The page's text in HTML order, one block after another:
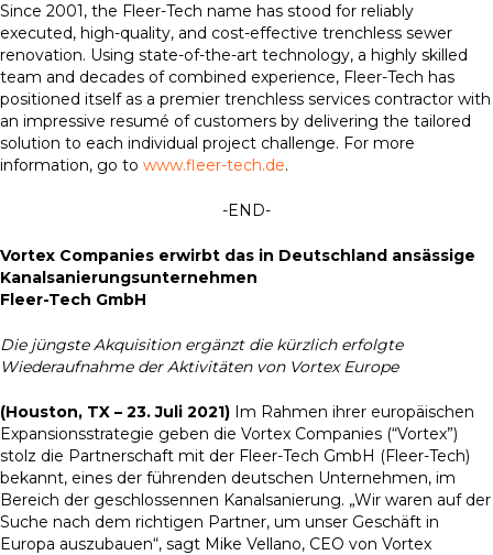
Since 2001, the Fleer-Tech name has stood for reliably
executed, high-quality, and cost-effective trenchless sewer
renovation. Using state-of-the-art technology, a highly skilled
team and decades of combined experience, Fleer-Tech has
positioned itself as a premier trenchless services contractor with
an impressive resumé of customers by delivering the tailored
solution to each individual project challenge. For more
information, go to www.fleer-tech.de.
-END-
Vortex Companies erwirbt das in Deutschland ansässige
Kanalsanierungsunternehmen
Fleer-Tech GmbH
Die jüngste Akquisition ergänzt die kürzlich erfolgte
Wiederaufnahme der Aktivitäten von Vortex Europe
(Houston, TX – 23. Juli 2021) Im Rahmen ihrer europäischen
Expansionsstrategie geben die Vortex Companies (“Vortex”)
stolz die Partnerschaft mit der Fleer-Tech GmbH (Fleer-Tech)
bekannt, eines der führenden deutschen Unternehmen, im
Bereich der geschlossennen Kanalsanierung. „Wir waren auf der
Suche nach dem richtigen Partner, um unser Geschäft in
Europa auszubauen“, sagt Mike Vellano, CEO von Vortex